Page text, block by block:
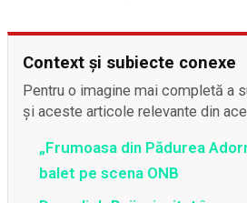
Context și subiecte conexe
Pentru o imagine mai completă a
și aceste articole relevante din
„Frumoasa din Pădurea
balet pe scena ONB